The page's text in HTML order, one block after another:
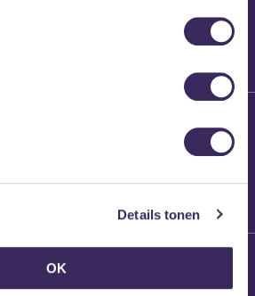
Details tonen
OK
Brennt Vanneste
24 maart 2026
Willem’s Blog: Ão